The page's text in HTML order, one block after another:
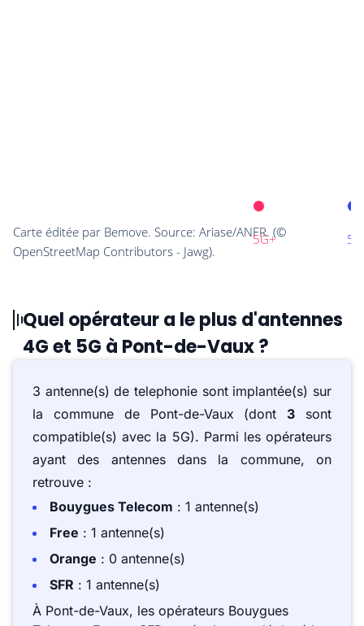
Quel opérateur a le plus d'antennes
4G et 5G à Pont-de-Vaux ?
3 antenne(s) de telephonie sont implantée(s) sur
la commune de Pont-de-Vaux (dont3 sont
compatible(s) avec la 5G). Parmi les opérateurs
ayant des antennes dans la commune, on
retrouve :
Bouygues Telecom : 1 antenne(s)
Free : 1 antenne(s)
Orange : 0 antenne(s)
SFR : 1 antenne(s)
À Pont-de-Vaux, les opérateurs Bouygues